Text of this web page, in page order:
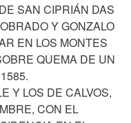
SAN CIPRIÁN DAS
Y GONZALO
EN LOS MONTES
QUEMA DE UN
Y LOS DE CALVOS,
CON EL